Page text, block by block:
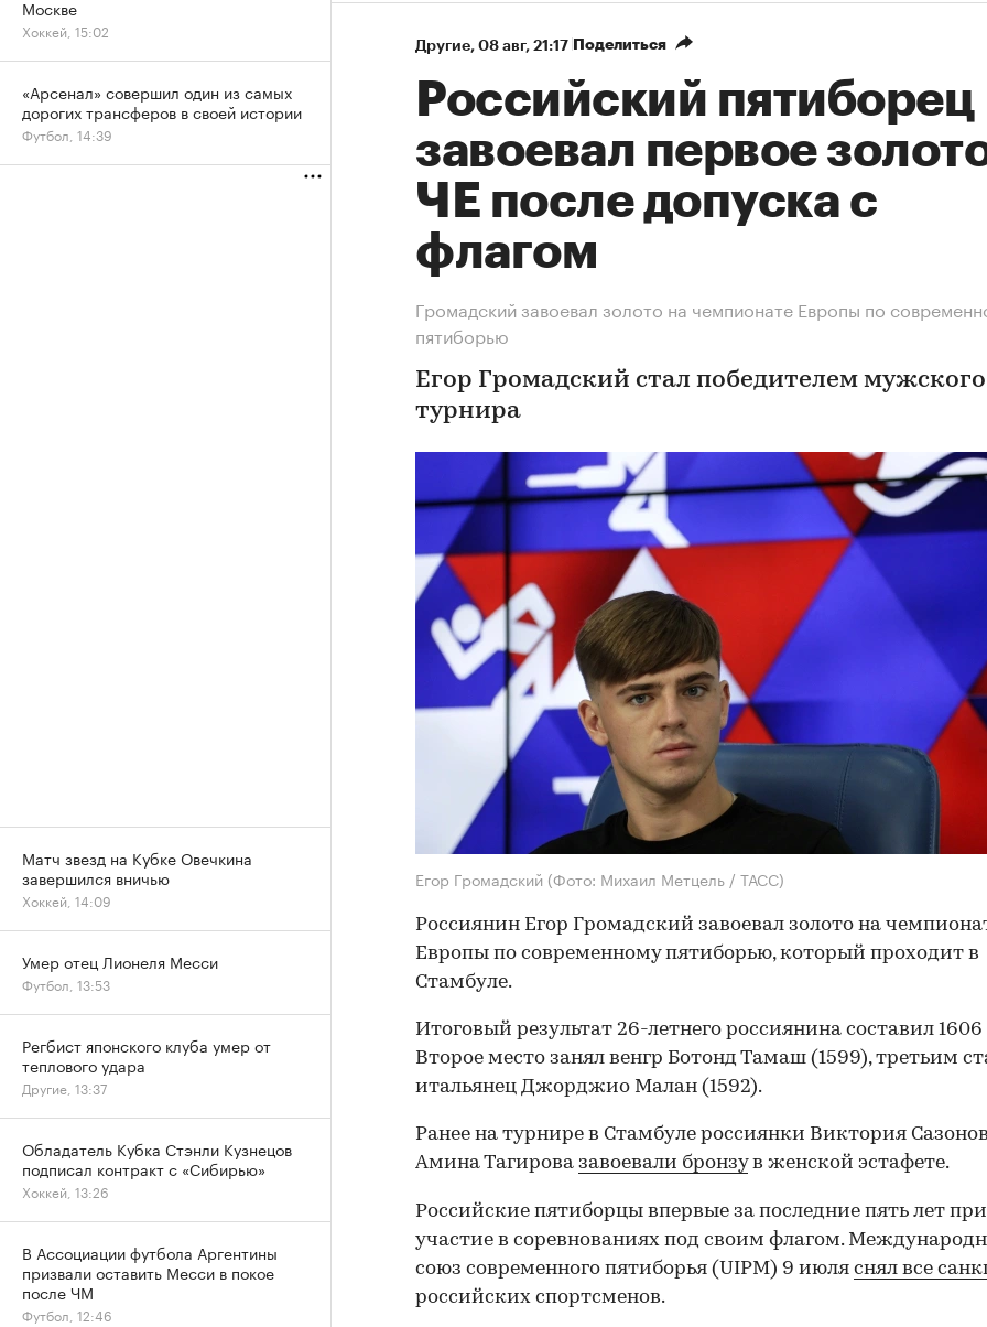
Другие⁠, 08 авг, 21:17 Поделиться
Российский пятиборец
завоевал первое
ЧЕ после допуска с
флагом
Громадский завоевал золото на чемпионате Европы по
пятиборью
Егор Громадский стал победителем мужского
турнира
Егор Громадский (Фото: Михаил Метцель / ТАСС)
Россиянин Егор Громадский завоевал золото на
Европы по современному пятиборью, который проходит в
Стамбуле.
Итоговый результат 26-летнего россиянина составил 1606
Второе место занял венгр Ботонд Тамаш (1599), третьим
итальянец Джорджио Малан (1592).
Ранее на турнире в Стамбуле россиянки Виктория
Амина Тагирова завоевали бронзув женской эстафете.
Российские пятиборцы впервые за последние пять лет
участие в соревнованиях под своим флагом.
союз современного пятиборья (UIPM) 9 июля снял все
российских спортсменов.
Москве
Хоккей, 15:02
«Арсенал» совершил один из самых
дорогих трансферов в своей истории
Футбол, 14:39
Матч звезд на Кубке Овечкина
завершился вничью
Хоккей, 14:09
Умер отец Лионеля Месси
Футбол, 13:53
Регбист японского клуба умер от
теплового удара
Другие, 13:37
Обладатель Кубка Стэнли Кузнецов
подписал контракт с «Сибирью»
Хоккей, 13:26
В Ассоциации футбола Аргентины
призвали оставить Месси в покое
после ЧМ
Футбол, 12:46